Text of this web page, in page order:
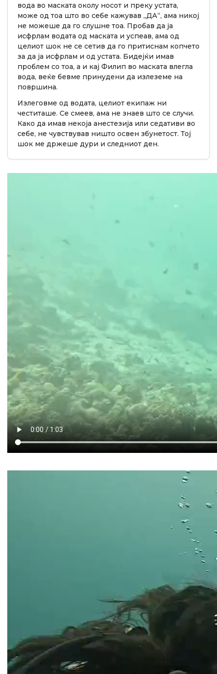
вода во маската околу носот и преку устата,
може од тоа што во себе кажував „ДА“, ама никој
не можеше да го слушне тоа. Пробав да ја
исфрлам водата од маската и успеав, ама од
целиот шок не се сетив да го притиснам копчето
за да ја исфрлам и од устата. Бидејќи имав
проблем со тоа, а и кај Филип во маската влегла
вода, веќе бевме принудени да излеземе на
површина.
Излеговме од водата, целиот екипаж ни
честиташе. Се смеев, ама не знаев што се случи.
Како да имав некоја анестезија или седативи во
себе, не чувствував ништо освен збунетост. Тој
шок ме држеше дури и следниот ден.